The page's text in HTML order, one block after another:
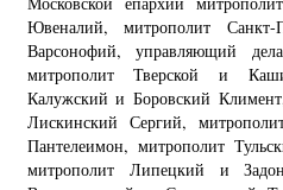
Ювеналий, митрополит Санкт-
Варсонофий, управляющий
митрополит Тверской и
Калужский и Боровский
Лискинский Сергий,
Пантелеимон, митрополит
митрополит Липецкий и